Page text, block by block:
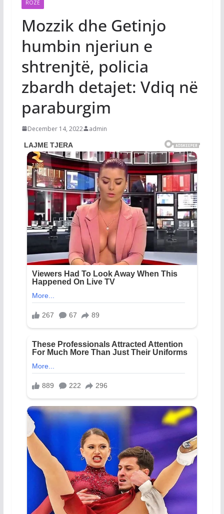
ROZË
Mozzik dhe Getinjo
humbin njeriun e
shtrenjtë, policia
zbardh detajet: Vdiq në
paraburgim
December 14, 2022 admin